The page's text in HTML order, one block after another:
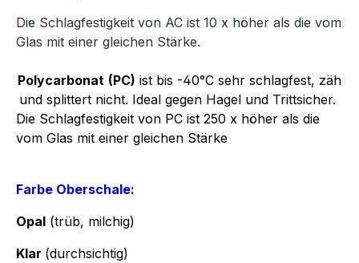
Die Schlagfestigkeit von AC ist 10 x höher als die vom
Glas mit einer gleichen Stärke.
Polycarbonat (PC) ist bis -40°C sehr schlagfest, zäh
und splittert nicht. Ideal gegen Hagel und Trittsicher.
Die Schlagfestigkeit von PC ist 250 x höher als die
vom Glas mit einer gleichen Stärke
Farbe Oberschale:
Opal (trüb, milchig)
Klar (durchsichtig)